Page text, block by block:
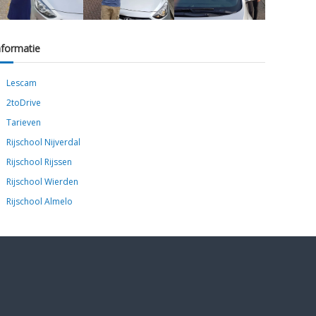
Lescam
2toDrive
Tarieven
Rijschool Nijverdal
Rijschool Rijssen
Rijschool Wierden
Rijschool Almelo